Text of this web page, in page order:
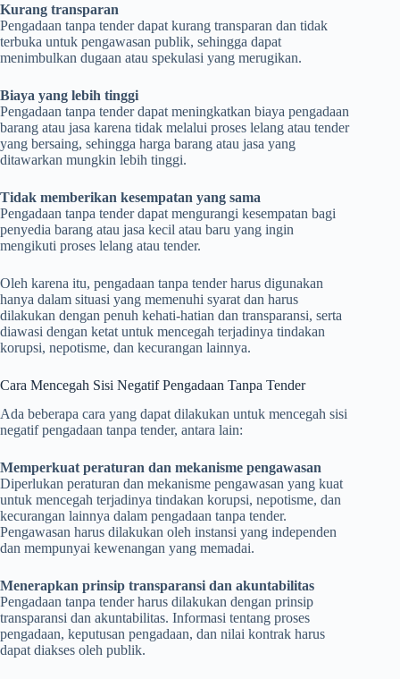
Kurang transparan
Pengadaan tanpa tender dapat kurang transparan dan tidak
terbuka untuk pengawasan publik, sehingga dapat
menimbulkan dugaan atau spekulasi yang merugikan.
Biaya yang lebih tinggi
Pengadaan tanpa tender dapat meningkatkan biaya pengadaan
barang atau jasa karena tidak melalui proses lelang atau tender
yang bersaing, sehingga harga barang atau jasa yang
ditawarkan mungkin lebih tinggi.
Tidak memberikan kesempatan yang sama
Pengadaan tanpa tender dapat mengurangi kesempatan bagi
penyedia barang atau jasa kecil atau baru yang ingin
mengikuti proses lelang atau tender.
Oleh karena itu, pengadaan tanpa tender harus digunakan
hanya dalam situasi yang memenuhi syarat dan harus
dilakukan dengan penuh kehati-hatian dan transparansi, serta
diawasi dengan ketat untuk mencegah terjadinya tindakan
korupsi, nepotisme, dan kecurangan lainnya.
Cara Mencegah Sisi Negatif Pengadaan Tanpa Tender
Ada beberapa cara yang dapat dilakukan untuk mencegah sisi
negatif pengadaan tanpa tender, antara lain:
Memperkuat peraturan dan mekanisme pengawasan
Diperlukan peraturan dan mekanisme pengawasan yang kuat
untuk mencegah terjadinya tindakan korupsi, nepotisme, dan
kecurangan lainnya dalam pengadaan tanpa tender.
Pengawasan harus dilakukan oleh instansi yang independen
dan mempunyai kewenangan yang memadai.
Menerapkan prinsip transparansi dan akuntabilitas
Pengadaan tanpa tender harus dilakukan dengan prinsip
transparansi dan akuntabilitas. Informasi tentang proses
pengadaan, keputusan pengadaan, dan nilai kontrak harus
dapat diakses oleh publik.